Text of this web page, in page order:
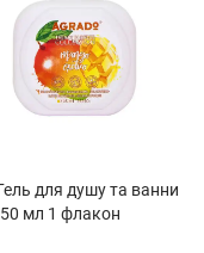
для душу та ванни
мл 1 флакон